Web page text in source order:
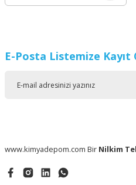
E-Posta Listemize Kayıt
www.kimyadepom.com Bir Nilkim